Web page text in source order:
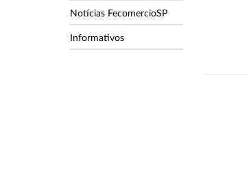
Notícias FecomercioSP
Informativos